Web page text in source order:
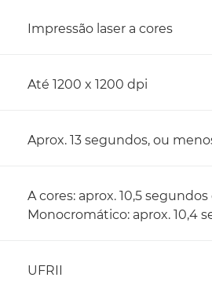
Impressão laser a cores
Até 1200 x 1200 dpi
Aprox. 13 segundos, ou
A cores: aprox. 10,5
Monocromático: aprox. 10,4
UFRII